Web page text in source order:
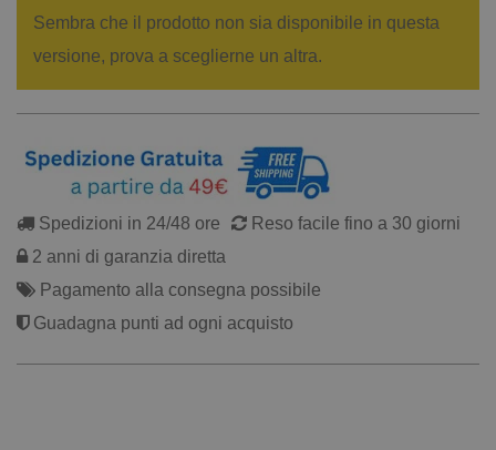
Sembra che il prodotto non sia disponibile in questa
versione, prova a sceglierne un altra.
Spedizioni in 24/48 ore
Reso facile fino a 30 giorni
2 anni di garanzia diretta
Pagamento alla consegna possibile
Guadagna punti ad ogni acquisto